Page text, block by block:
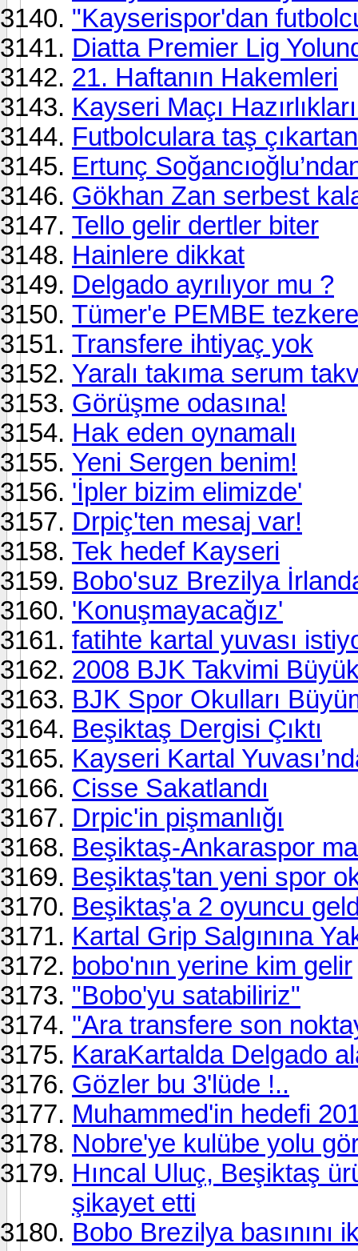
"Kayserispor'dan
Diatta Premier Lig
21. Haftanın Hakemleri
Kayseri Maçı
Futbolculara taş
Ertunç
Gökhan Zan serbest
Tello gelir dertler biter
Hainlere dikkat
Delgado ayrılıyor mu ?
Tümer'e PEMBE tezkere
Transfere ihtiyaç yok
Yaralı takıma serum
Görüşme odasına!
Hak eden oynamalı
Yeni Sergen benim!
'İpler bizim elimizde'
Drpiç'ten mesaj var!
Tek hedef Kayseri
Bobo'suz Brezilya
'Konuşmayacağız'
fatihte kartal yuvası
2008 BJK Takvimi
BJK Spor Okulları
Beşiktaş Dergisi Çıktı
Kayseri Kartal
Cisse Sakatlandı
Drpic'in pişmanlığı
Beşiktaş-Ankaraspor
Beşiktaş'tan yeni spor
Beşiktaş'a 2 oyuncu
Kartal Grip Salgınına
bobo'nın yerine kim gelir
"Bobo'yu satabiliriz"
''Ara transfere son
KaraKartalda Delgado
Gözler bu 3'lüde !..
Muhammed'in hedefi
Nobre'ye kulübe yolu
Hıncal Uluç, Beşiktaş
şikayet etti
Bobo Brezilya basınını